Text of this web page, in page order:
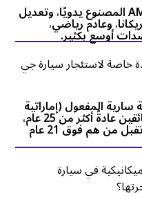
تتميز سيارة جي 63 بمحرك AMG V8 المصنوع يدويًا، وتعديل
وعادم رياضي،
خاصة لاستئجار سيارة جي
المفعول (إماراتية
أو دولية). يجب أن يكون عمر السائقين عادةً أكثر من 25 عام،
على الرغم من أن بعض الوكالات تقبل من هم فوق 21 عام
في سيارة